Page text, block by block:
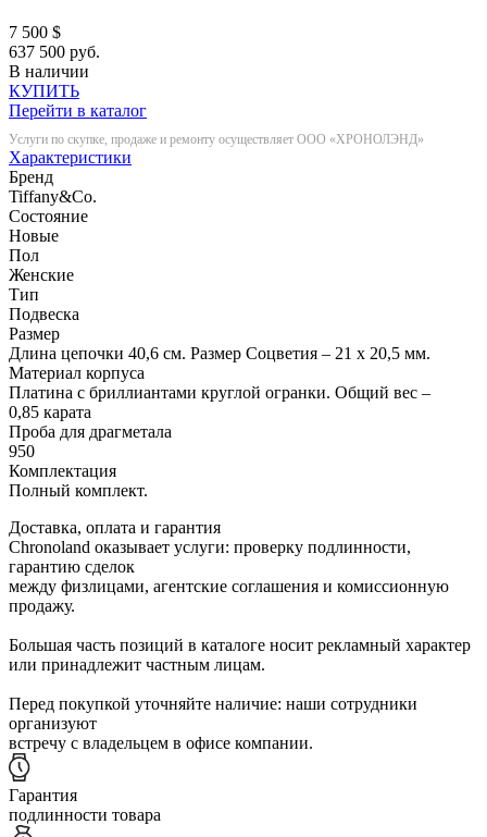
7 500 $
637 500 руб.
В наличии
КУПИТЬ
Перейти в каталог
Услуги по скупке, продаже и ремонту осуществляет ООО «ХРОНОЛЭНД»
Характеристики
Бренд
Tiffany&Co.
Состояние
Новые
Пол
Женские
Тип
Подвеска
Размер
Длина цепочки 40,6 см. Размер Соцветия – 21 х 20,5 мм.
Материал корпуса
Платина с бриллиантами круглой огранки. Общий вес –
0,85 карата
Проба для драгметала
950
Комплектация
Полный комплект.
Доставка, оплата и гарантия
Chronoland оказывает услуги: проверку подлинности,
гарантию сделок
между физлицами, агентские соглашения и комиссионную
продажу.
Большая часть позиций в каталоге носит рекламный характер
или принадлежит частным лицам.
Перед покупкой уточняйте наличие: наши сотрудники
организуют
встречу с владельцем в офисе компании.
Гарантия
подлинности товара